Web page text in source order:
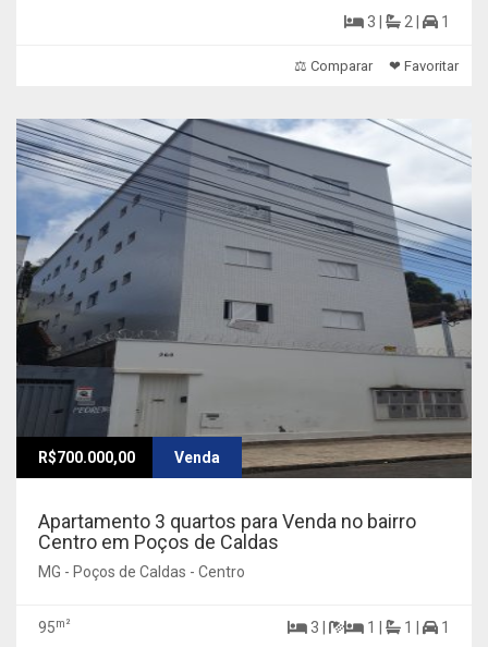
3 | 2 | 1
⚖ Comparar ❤ Favoritar
R$700.000,00 Venda
Apartamento 3 quartos para Venda no bairro
Centro em Poços de Caldas
MG - Poços de Caldas - Centro
95m² 3 | 1 | 1 | 1